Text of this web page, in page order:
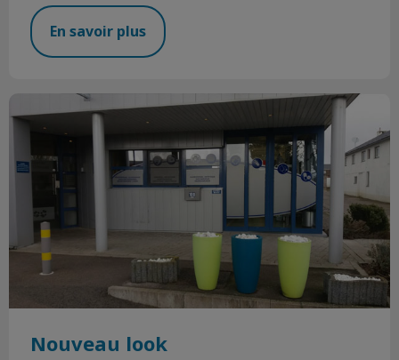
En savoir plus
Nouveau look
Nouveau look